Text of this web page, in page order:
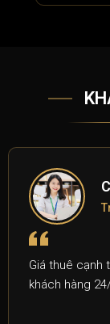
Giá thuê cạnh
khách hàng